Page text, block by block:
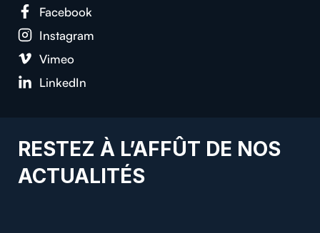
Face­book
Insta­gram
Vimeo
LinkedIn
RESTEZ À L’AFFÛT DE NOS
ACTUALITÉS